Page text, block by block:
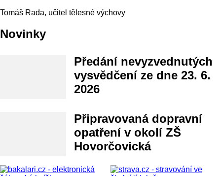
Tomáš Rada, učitel tělesné výchovy
Novinky
Předání nevyzvednutých
vysvědčení ze dne 23. 6.
2026
Připravovaná dopravní
opatření v okolí ZŠ
Hovorčovická